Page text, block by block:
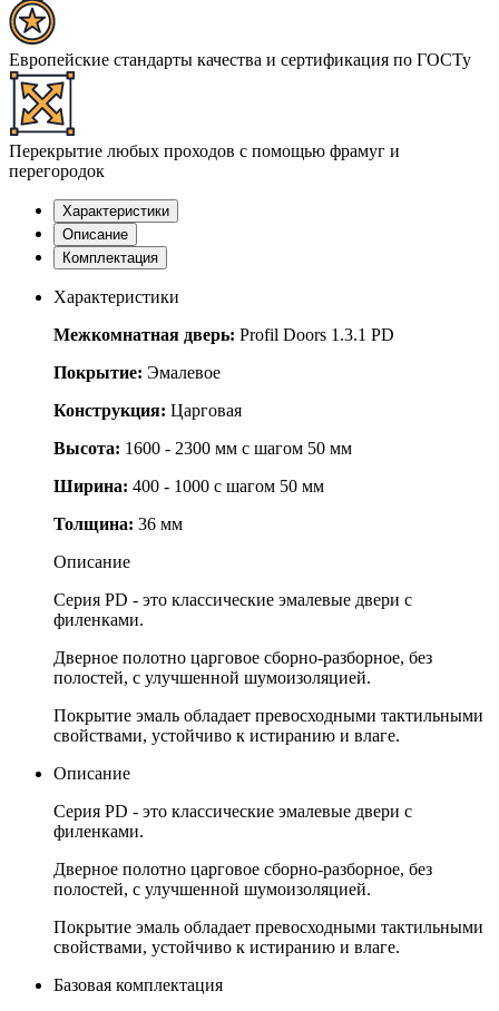
Европейские стандарты качества и сертификация по ГОСТу
Перекрытие любых проходов с помощью фрамуг и
перегородок
Характеристики
Описание
Комплектация
Характеристики
Межкомнатная дверь: Profil Doors 1.3.1 PD
Покрытие: Эмалевое
Конструкция: Царговая
Высота: 1600 - 2300 мм с шагом 50 мм
Ширина: 400 - 1000 с шагом 50 мм
Толщина: 36 мм
Описание
Серия PD - это классические эмалевые двери с
филенками.
Дверное полотно царговое сборно-разборное, без
полостей, с улучшенной шумоизоляцией.
Покрытие эмаль обладает превосходными тактильными
свойствами, устойчиво к истиранию и влаге.
Описание
Серия PD - это классические эмалевые двери с
филенками.
Дверное полотно царговое сборно-разборное, без
полостей, с улучшенной шумоизоляцией.
Покрытие эмаль обладает превосходными тактильными
свойствами, устойчиво к истиранию и влаге.
Базовая комплектация